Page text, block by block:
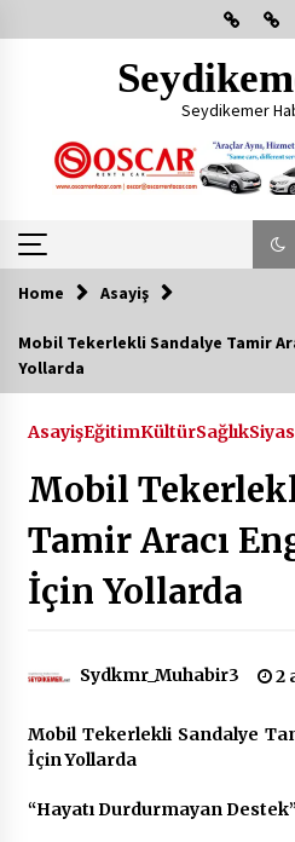
to
Seydikemer
Yeni Eklenenler
CHP
Çevre Bilinci
2 ay ago
FETHİYE
Home Asayiş
Mobil Tekerlekli Sandalye Tamir
Yollarda
AsayişEğitimKültürSağlık
Mobil
Tamir Aracı
İçin Yollarda
Sydkmr_Muhabir3 2
Mobil Tekerlekli Sandalye
İçin Yollarda
“Hayatı Durdurmayan Destek”